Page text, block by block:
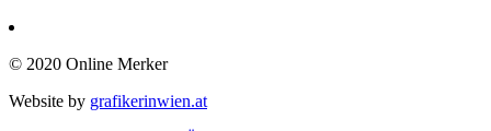
© 2020 Online Merker
Website by grafikerinwien.at